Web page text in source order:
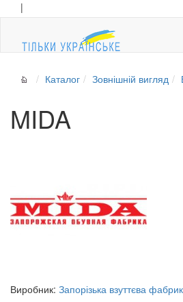
|
Каталог Зовнішній вигляд
MIDA
Виробник: Запорізька взуттєва